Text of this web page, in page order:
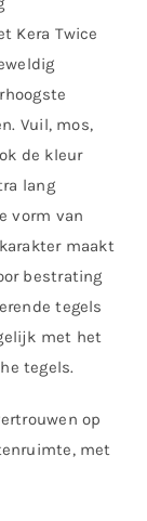
Kera Twice
Vuil, mos,
de kleur
lang
vorm van
maakt
bestrating
tegels
met het
tegels.
op
met